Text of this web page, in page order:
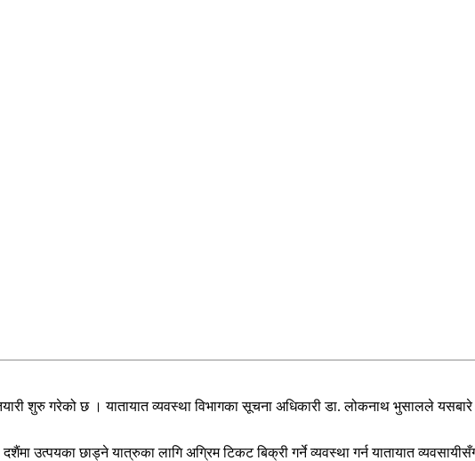
शुरु गरेको छ । यातायात व्यवस्था विभागका सूचना अधिकारी डा. लोकनाथ भुसालले
उत्पयका छाड्ने यात्रुका लागि अग्रिम टिकट बिक्री गर्ने व्यवस्था गर्न यातायात